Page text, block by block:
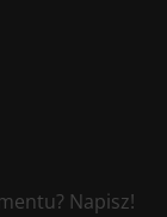
Napisz!